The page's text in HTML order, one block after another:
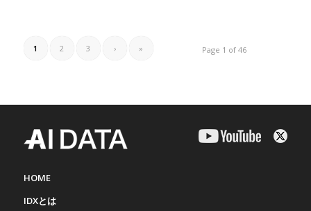
Page 1 of 46
1 2 3 › »
HOME
IDXとは